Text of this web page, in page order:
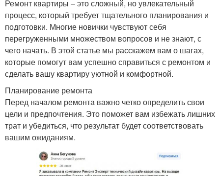
Ремонт квартиры – это сложный, но увлекательный
процесс, который требует тщательного планирования и
подготовки. Многие новички чувствуют себя
перегруженными множеством вопросов и не знают, с
чего начать. В этой статье мы расскажем вам о шагах,
которые помогут вам успешно справиться с ремонтом и
сделать вашу квартиру уютной и комфортной.
Планирование ремонта
Перед началом ремонта важно четко определить свои
цели и предпочтения. Это поможет вам избежать лишних
трат и убедиться, что результат будет соответствовать
вашим ожиданиям.